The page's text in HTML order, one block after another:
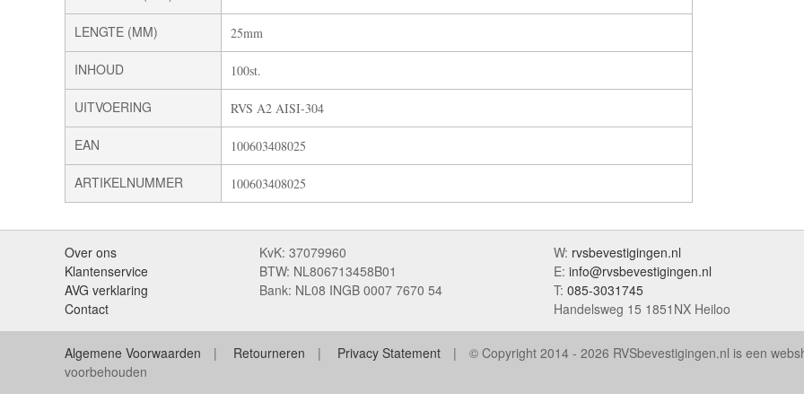
LENGTE (MM) 25mm
INHOUD 100st.
UITVOERING RVS A2 AISI-304
EAN 100603408025
ARTIKELNUMMER 100603408025
Over ons
Klantenservice
AVG verklaring
Contact
KvK: 37079960
BTW: NL806713458B01
Bank: NL08 INGB 0007 7670 54
W: rvsbevestigingen.nl
E: info@rvsbevestigingen.nl
T: 085-3031745
Handelsweg 15 1851NX Heiloo
Algemene Voorwaarden Retourneren Privacy Statement © Copyright 2014 - 2026 RVSbevestigingen.nl is een
voorbehouden